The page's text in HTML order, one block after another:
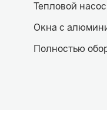
Тепловой насос
Окна с
Полностью